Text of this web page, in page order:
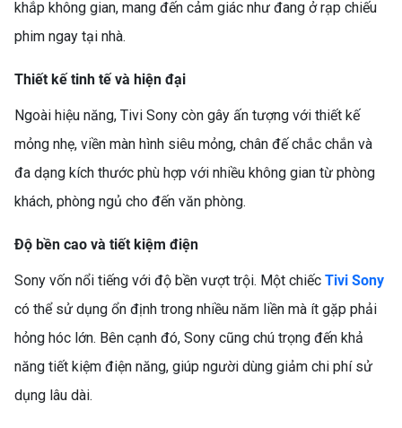
khắp không gian, mang đến cảm giác như đang ở rạp chiếu
phim ngay tại nhà.
Thiết kế tinh tế và hiện đại
Ngoài hiệu năng, Tivi Sony còn gây ấn tượng với thiết kế
mỏng nhẹ, viền màn hình siêu mỏng, chân đế chắc chắn và
đa dạng kích thước phù hợp với nhiều không gian từ phòng
khách, phòng ngủ cho đến văn phòng.
Độ bền cao và tiết kiệm điện
Sony vốn nổi tiếng với độ bền vượt trội. Một chiếc Tivi Sony
có thể sử dụng ổn định trong nhiều năm liền mà ít gặp phải
hỏng hóc lớn. Bên cạnh đó, Sony cũng chú trọng đến khả
năng tiết kiệm điện năng, giúp người dùng giảm chi phí sử
dụng lâu dài.